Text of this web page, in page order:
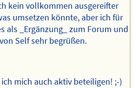
kein vollkommen ausgereifter
umsetzen könnte, aber ich für
als _Ergänzung_ zum Forum und
Self sehr begrüßen.
mich auch aktiv beteiligen! ;-)